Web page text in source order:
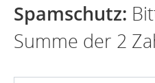
Spamschutz:
Summe der 2